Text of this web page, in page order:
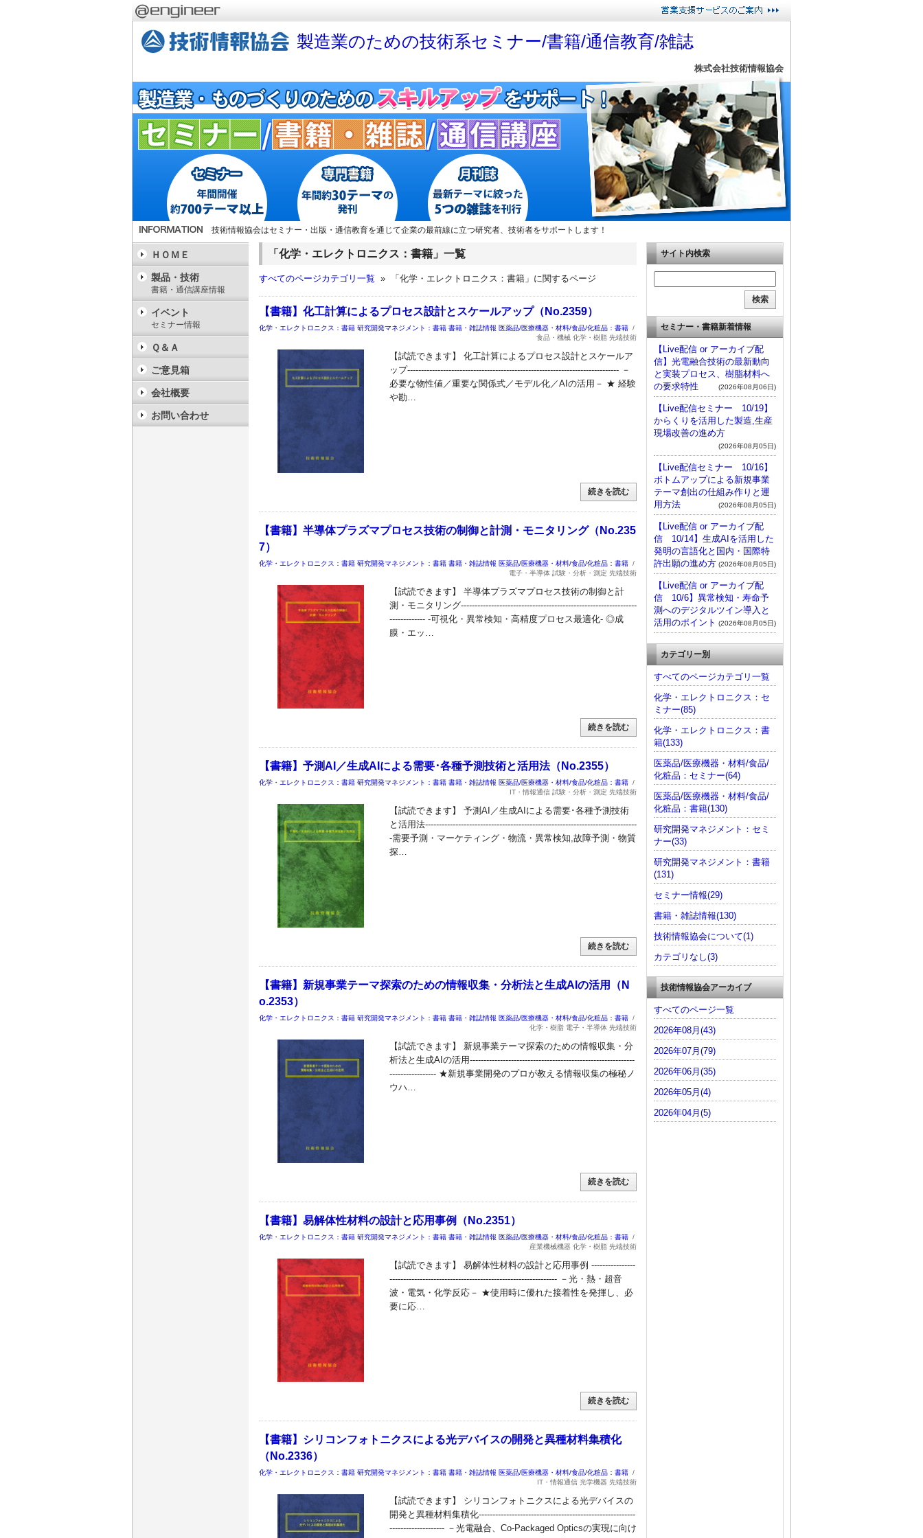
製造業のための技術系セミナー/書籍/通信教育/雑誌
株式会社技術情報協会
技術情報協会はセミナー・出版・通信教育を通じて企業の最前線に立つ研究者、技術者をサポートします！
「化学・エレクトロニクス：書籍」一覧
すべてのページカテゴリ一覧 » 「化学・エレクトロニクス：書籍」に関するページ
【書籍】化工計算によるプロセス設計とスケールアップ（No.2359）
化学・エレクトロニクス：書籍 研究開発マネジメント：書籍 書籍・雑誌情報 医薬品/医療機器・材料/食品/化粧品：書籍 /
食品・機械 化学・樹脂 先端技術
【試読できます】 化工計算によるプロセス設計とスケールア
ップ----------------------------------------------------------------------------- －
必要な物性値／重要な関係式／モデル化／AIの活用－ ★ 経験
や勘…
続きを読む
【書籍】半導体プラズマプロセス技術の制御と計測・モニタリング（No.235
7）
化学・エレクトロニクス：書籍 研究開発マネジメント：書籍 書籍・雑誌情報 医薬品/医療機器・材料/食品/化粧品：書籍 /
電子・半導体 試験・分析・測定 先端技術
【試読できます】 半導体プラズマプロセス技術の制御と計
測・モニタリング----------------------------------------------------------------
------------- -可視化・異常検知・高精度プロセス最適化- ◎成
膜・エッ…
続きを読む
【書籍】予測AI／生成AIによる需要･各種予測技術と活用法（No.2355）
化学・エレクトロニクス：書籍 研究開発マネジメント：書籍 書籍・雑誌情報 医薬品/医療機器・材料/食品/化粧品：書籍 /
IT・情報通信 試験・分析・測定 先端技術
【試読できます】 予測AI／生成AIによる需要･各種予測技術
と活用法-----------------------------------------------------------------------------
-需要予測・マーケティング・物流・異常検知,故障予測・物質
探…
続きを読む
【書籍】新規事業テーマ探索のための情報収集・分析法と生成AIの活用（N
o.2353）
化学・エレクトロニクス：書籍 研究開発マネジメント：書籍 書籍・雑誌情報 医薬品/医療機器・材料/食品/化粧品：書籍 /
化学・樹脂 電子・半導体 先端技術
【試読できます】 新規事業テーマ探索のための情報収集・分
析法と生成AIの活用------------------------------------------------------------
----------------- ★新規事業開発のプロが教える情報収集の極秘ノ
ウハ…
続きを読む
【書籍】易解体性材料の設計と応用事例（No.2351）
化学・エレクトロニクス：書籍 研究開発マネジメント：書籍 書籍・雑誌情報 医薬品/医療機器・材料/食品/化粧品：書籍 /
産業機械機器 化学・樹脂 先端技術
【試読できます】 易解体性材料の設計と応用事例 ----------------
------------------------------------------------------------- －光・熱・超音
波・電気・化学反応－ ★使用時に優れた接着性を発揮し、必
要に応…
続きを読む
【書籍】シリコンフォトニクスによる光デバイスの開発と異種材料集積化
（No.2336）
化学・エレクトロニクス：書籍 研究開発マネジメント：書籍 書籍・雑誌情報 医薬品/医療機器・材料/食品/化粧品：書籍 /
IT・情報通信 光学機器 先端技術
【試読できます】 シリコンフォトニクスによる光デバイスの
開発と異種材料集積化---------------------------------------------------------
-------------------- －光電融合、Co-Packaged Opticsの実現に向け
ＨＯＭＥ
製品・技術
書籍・通信講座情報
イベント
セミナー情報
Ｑ＆Ａ
ご意見箱
会社概要
お問い合わせ
サイト内検索
セミナー・書籍新着情報
【Live配信 or アーカイブ配
信】光電融合技術の最新動向
と実装プロセス、樹脂材料へ
の要求特性
(2026年08月06日)
【Live配信セミナー 10/19】
からくりを活用した製造,生産
現場改善の進め方
(2026年08月05日)
【Live配信セミナー 10/16】
ボトムアップによる新規事業
テーマ創出の仕組み作りと運
用方法
(2026年08月05日)
【Live配信 or アーカイブ配
信 10/14】生成AIを活用した
発明の言語化と国内・国際特
許出願の進め方 (2026年08月05日)
【Live配信 or アーカイブ配
信 10/6】異常検知・寿命予
測へのデジタルツイン導入と
活用のポイント (2026年08月05日)
カテゴリー別
すべてのページカテゴリ一覧
化学・エレクトロニクス：セ
ミナー(85)
化学・エレクトロニクス：書
籍(133)
医薬品/医療機器・材料/食品/
化粧品：セミナー(64)
医薬品/医療機器・材料/食品/
化粧品：書籍(130)
研究開発マネジメント：セミ
ナー(33)
研究開発マネジメント：書籍
(131)
セミナー情報(29)
書籍・雑誌情報(130)
技術情報協会について(1)
カテゴリなし(3)
技術情報協会アーカイブ
すべてのページ一覧
2026年08月(43)
2026年07月(79)
2026年06月(35)
2026年05月(4)
2026年04月(5)